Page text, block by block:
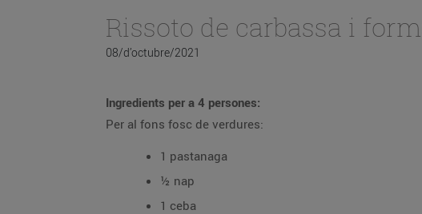
Rissoto de carbassa i
08/d’octubre/2021
Ingredients per a 4 persones:
Per al fons fosc de verdures:
1 pastanaga
½ nap
1 ceba